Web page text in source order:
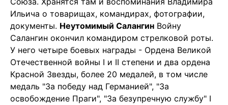
Ильича о товарищах, командирах, фотографии,
документы. Неутомимый Салангин Войну
Салангин окончил командиром стрелковой роты.
У него четыре боевых награды - Ордена Великой
Отечественной войны I и II степени и два ордена
Красной Звезды, более 20 медалей, в том числе
медаль "За победу над Германией", "За
освобождение Праги", "За безупречную службу" I